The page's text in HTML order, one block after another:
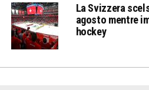
La Svizzera
agosto mentre
hockey